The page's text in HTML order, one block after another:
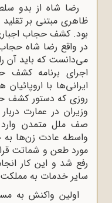
رضا شاه از بدو
ظاهری مبتنی بر
بود. کشف حجاب
در واقع رضا شاه
می‌دانست که باید آن
اجرای برنامه کشف
ایرانی‌ها با
روزی که دستور کشف
وزیران در عمارت
صف ملل متمدن وارد
واسطه عادت زن‌ها
مورد طعن و شماتت
رفع شد و این کار
سایر خدمات به مملکت